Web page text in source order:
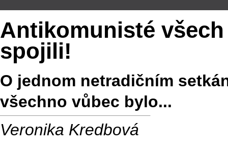
Antikomunisté
spojili!
O jednom netradičním
všechno vůbec bylo...
Veronika Kredbová